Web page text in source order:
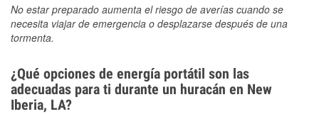
No estar preparado aumenta el riesgo de averías cuando se
necesita viajar de emergencia o desplazarse después de una
tormenta.
¿Qué opciones de energía portátil son las
adecuadas para ti durante un huracán en New
Iberia, LA?